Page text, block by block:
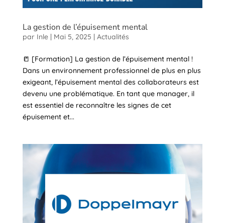
La gestion de l’épuisement mental
par Inle| Mai 5, 2025 | Actualités
📒 [Formation] La gestion de l’épuisement mental !
Dans un environnement professionnel de plus en plus
exigeant, l’épuisement mental des collaborateurs est
devenu une problématique. En tant que manager, il
est essentiel de reconnaître les signes de cet
épuisement et...